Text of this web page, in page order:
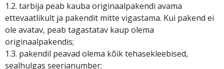
1.2. tarbija peab kauba originaalpakendi avama
ettevaatlikult ja pakendit mitte vigastama. Kui pakend ei
ole avatav, peab tagastatav kaup olema
originaalpakendis;
1.3. pakendil peavad olema kõik tehasekleebised,
sealhulgas seerianumber;